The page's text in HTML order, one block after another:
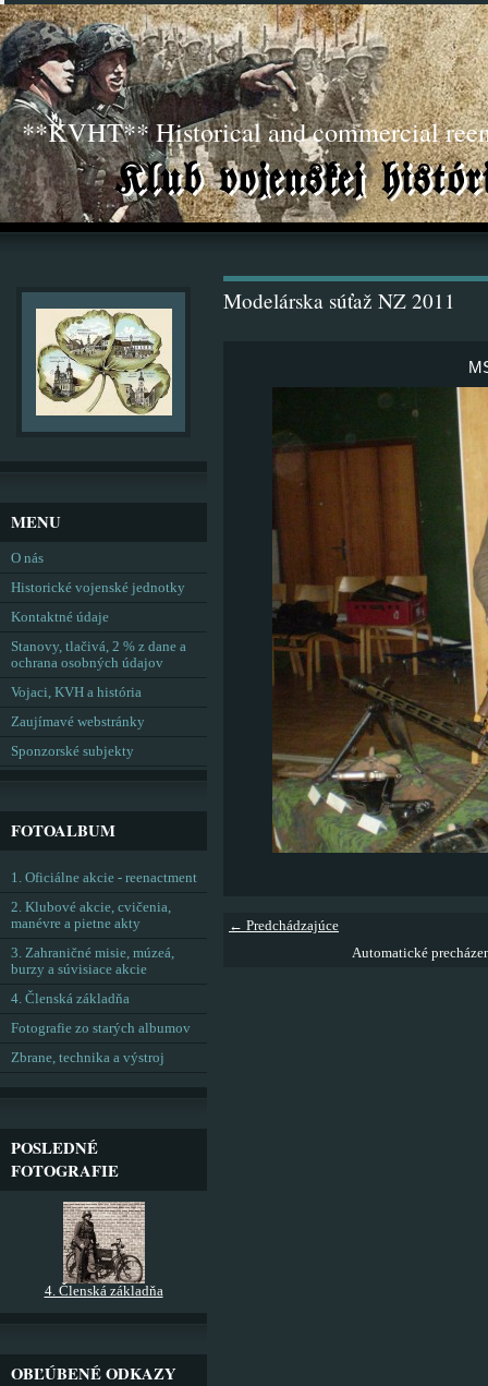
**KVHT** Historical and commercial
Modelárska súťaž NZ 2011
← Predchádzajúce
Automatické
MENU
O nás
Historické vojenské jednotky
Kontaktné údaje
Stanovy, tlačivá, 2 % z dane a
ochrana osobných údajov
Vojaci, KVH a história
Zaujímavé webstránky
Sponzorské subjekty
FOTOALBUM
1. Oficiálne akcie - reenactment
2. Klubové akcie, cvičenia,
manévre a pietne akty
3. Zahraničné misie, múzeá,
burzy a súvisiace akcie
4. Členská základňa
Fotografie zo starých albumov
Zbrane, technika a výstroj
POSLEDNÉ
FOTOGRAFIE
4. Členská základňa
OBĽÚBENÉ ODKAZY